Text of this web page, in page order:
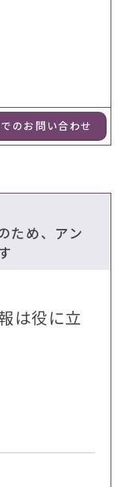
のお問い合わせ
ため、アン
は役に立